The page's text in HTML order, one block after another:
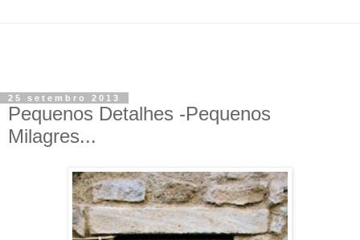
25 setembro 2013
Pequenos Detalhes -Pequenos
Milagres...